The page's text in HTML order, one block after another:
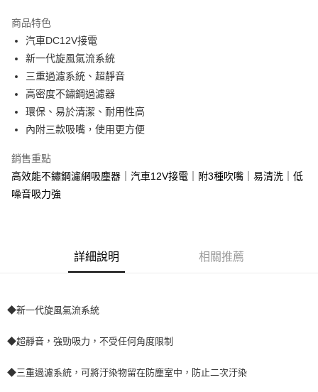
Apple Pay
街口支付
悠遊付
全盈+PAY
相關說明
【關於「AFTEE先享後付」】
AFTEE先享後付是「在收到商品之後才付款」的支付方式。 讓您購物簡單
便利好安心！
【「AFTEE先享後付」結帳流程】
２．訂單成立數日內，您將收到繳費通知簡訊。
３．收到繳費通知簡訊後14天內，點擊此簡訊中的連結，可透過四大超商／
※ 請注意：結帳手續完成當下不需立刻繳費，但若您需要取消訂單，請聯絡
後付繳納相關費用。
※ 交易是否成功請以「AFTEE先享後付 」之結帳頁面顯示為準，若有關於
每筆NT$70，滿NT$490(含以上)免運費
每筆NT$70，滿NT$490(含以上)免運費
萊爾富取貨付款 (運費70$)
付款後萊爾富取貨 (運費70$)
商品特色
汽車DC12V接電
新一代旋風氣流系統
三重過濾系統、超靜音
高密度不鏽鋼過濾器
環保、易於清潔、耐用性高
內附三款吸嘴，使用更方便
銷售重點
高效能不鏽鋼濾網吸塵器｜汽車12V接電｜附3種吹嘴｜易清洗｜低
噪音吸力強
詳細說明 相關推薦
◆新一代旋風氣流系統
◆超靜音，強勁吸力，不受任何角度限制
◆三重過濾系統，可將汙染物留在防塵室中，防止二次汙染